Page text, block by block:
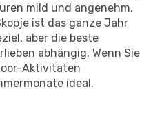
mild und angenehm,
ist das ganze Jahr
aber die beste
abhängig. Wenn Sie
Aktivitäten
ideal.